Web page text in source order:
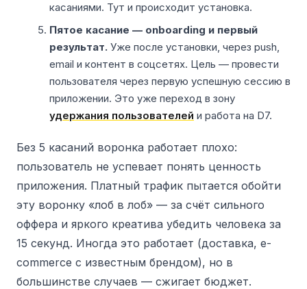
касаниями. Тут и происходит установка.
Пятое касание — onboarding и первый
результат. Уже после установки, через push,
email и контент в соцсетях. Цель — провести
пользователя через первую успешную сессию в
приложении. Это уже переход в зону
удержания пользователей и работа на D7.
Без 5 касаний воронка работает плохо:
пользователь не успевает понять ценность
приложения. Платный трафик пытается обойти
эту воронку «лоб в лоб» — за счёт сильного
оффера и яркого креатива убедить человека за
15 секунд. Иногда это работает (доставка, e-
commerce с известным брендом), но в
большинстве случаев — сжигает бюджет.